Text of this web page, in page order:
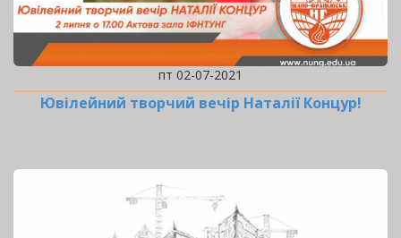
пт 02-07-2021
Ювілейний творчий вечір Наталії Концур!